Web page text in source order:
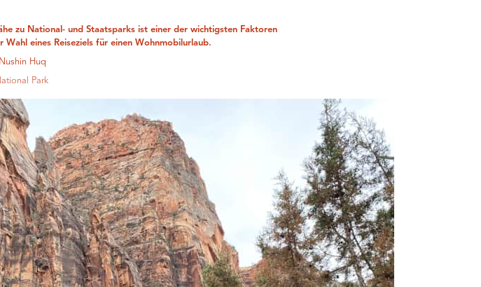
zu National- und Staatsparks ist einer der wichtigsten Faktoren
Wahl eines Reiseziels für einen Wohnmobilurlaub.
Huq
Park